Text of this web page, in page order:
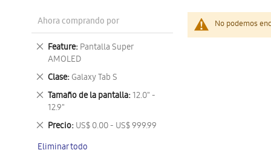
No podemos
Ahora comprando por
Feature Pantalla Super
AMOLED
Eliminar
este
artículo
Clase Galaxy Tab S
Eliminar
este
artículo
Tamaño de la pantalla 12.0" -
12.9"
Eliminar
este
artículo
Precio US$ 0.00 - US$ 999.99
Eliminar